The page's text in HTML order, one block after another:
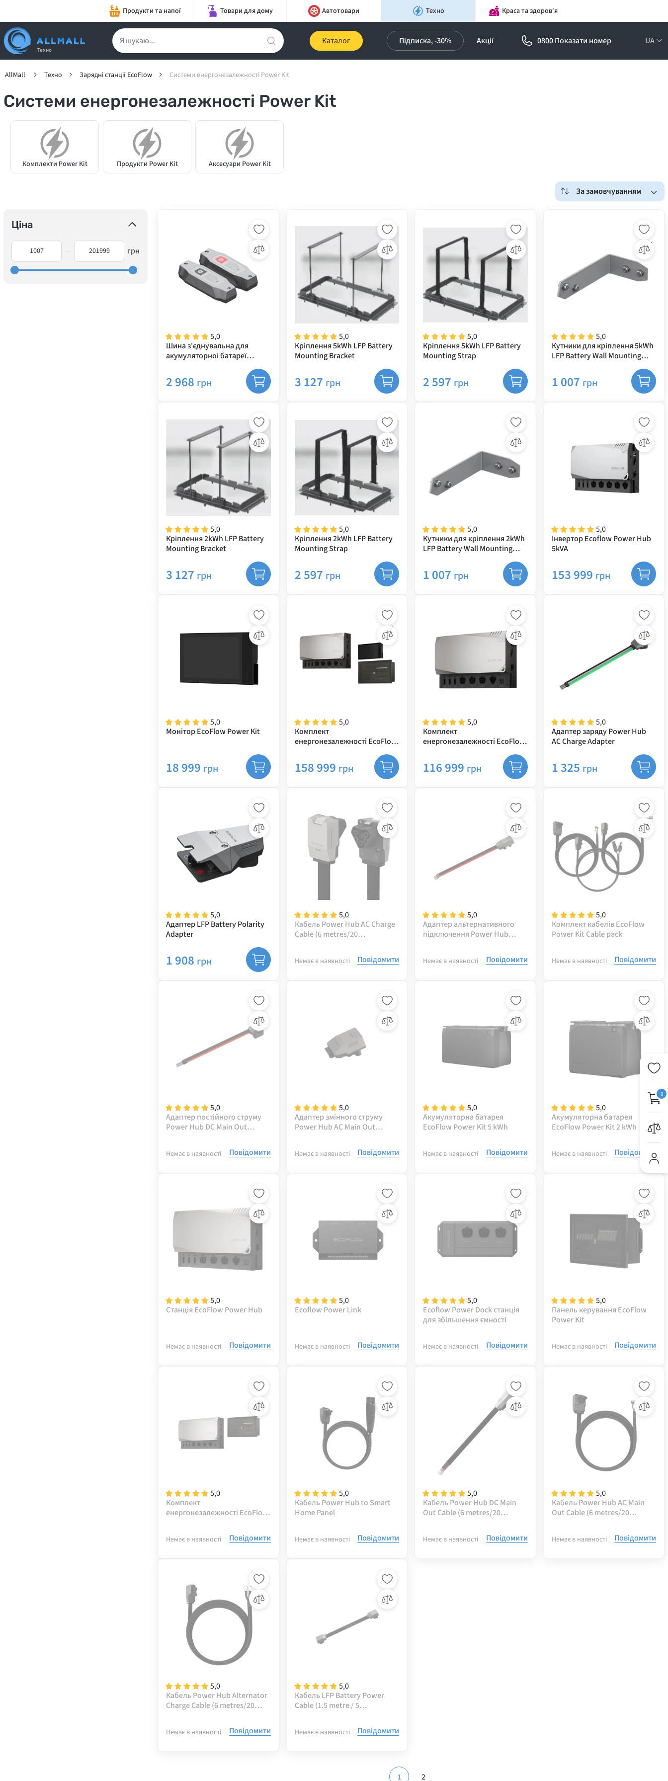
Продукти та напої Товари для дому Автотовари Техно Краса та здоров'я
Техно
Каталог Підписка, -30% Акції 0800 Показати номер UA
0
AllMall Техно Зарядні станції EcoFlow Cистеми енергонезалежності Power Kit
Cистеми енергонезалежності Power Kit
Комплекти Power Kit Продукти Power Kit Аксесуари Power Kit
За замовчуванням
Ціна
грн
5,0
Шина з'єднувальна для
акумуляторноі батареї
2 968 грн
5,0
Кріплення 5kWh LFP Battery
Mounting Bracket
3 127 грн
5,0
Кріплення 5kWh LFP Battery
Mounting Strap
2 597 грн
5,0
Кутники для кріплення 5kWh
LFP Battery Wall Mounting
1 007 грн
5,0
Кріплення 2kWh LFP Battery
Mounting Bracket
3 127 грн
5,0
Кріплення 2kWh LFP Battery
Mounting Strap
2 597 грн
5,0
Кутники для кріплення 2kWh
LFP Battery Wall Mounting
1 007 грн
5,0
Інвертор Ecoflow Power Hub
5kVA
153 999 грн
5,0
Монітор EcoFlow Power Kit
18 999 грн
5,0
Комплект
енергонезалежності EcoFlow
Батарей та генератора)
158 999 грн
5,0
Комплект
енергонезалежності EcoFlow
Батарей)
116 999 грн
5,0
Адаптер заряду Power Hub
AC Charge Adapter
1 325 грн
5,0
Адаптер LFP Battery Polarity
Adapter
1 908 грн
5,0
Кабель Power Hub AC Charge
Cable (6 metres/20
Немає в наявності Повідомити
5,0
Адаптер альтернативного
підключення Power Hub
Немає в наявності Повідомити
5,0
Комплект кабелів EcoFlow
Power Kit Cable pack
Немає в наявності Повідомити
5,0
Адаптер постійного струму
Power Hub DC Main Out
Немає в наявності Повідомити
5,0
Адаптер змінного струму
Power Hub AC Main Out
Немає в наявності Повідомити
5,0
Акумуляторна батарея
EcoFlow Power Kit 5 kWh
Немає в наявності Повідомити
5,0
Акумуляторна батарея
EcoFlow Power Kit 2 kWh
Немає в наявності Повідомити
5,0
Станція EcoFlow Power Hub
Немає в наявності Повідомити
5,0
Ecoflow Power Link
Немає в наявності Повідомити
5,0
Ecoflow Power Dock станція
для збільшення ємності
Немає в наявності Повідомити
5,0
Панель керування EcoFlow
Power Kit
Немає в наявності Повідомити
5,0
Комплект
енергонезалежності EcoFlow
Немає в наявності Повідомити
5,0
Кабель Power Hub to Smart
Home Panel
Немає в наявності Повідомити
5,0
Кабель Power Hub DC Main
Out Cable (6 metres/20
Немає в наявності Повідомити
5,0
Кабель Power Hub AC Main
Out Cable (6 metres/20
Немає в наявності Повідомити
5,0
Кабель Power Hub Alternator
Charge Cable (6 metres/20
Немає в наявності Повідомити
5,0
Кабель LFP Battery Power
Cable (1.5 metre / 5
Немає в наявності Повідомити
1 2